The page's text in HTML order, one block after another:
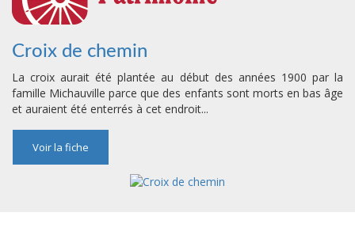
Croix de chemin
La croix aurait été plantée au début des années 1900 par la
famille Michauville parce que des enfants sont morts en bas âge
et auraient été enterrés à cet endroit...
Voir la fiche